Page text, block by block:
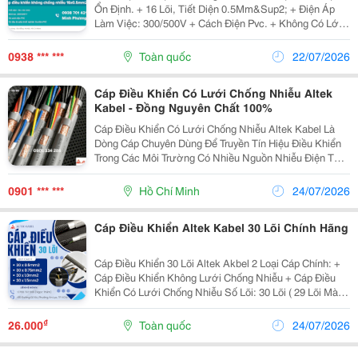
Ổn Định. + 16 Lõi, Tiết Diện 0.5Mm&Sup2; + Điện Áp
Làm Việc: 300/500V + Cách Điện Pvc. + Không Có Lớp
Shield Chống Nhiễu. + Vỏ Ngoài Pvc Màu Xám, Chống
Mài Mòn Và Chịu Lực Tốt. Ưu Điểm ✔...
0938 *** *** Toàn quốc 22/07/2026
Cáp Điều Khiển Có Lưới Chống Nhiễu Altek
Kabel - Đồng Nguyên Chất 100%
Cáp Điều Khiển Có Lưới Chống Nhiễu Altek Kabel Là
Dòng Cáp Chuyên Dùng Để Truyền Tín Hiệu Điều Khiển
Trong Các Môi Trường Có Nhiều Nguồn Nhiễu Điện Từ
Như Nhà Máy, Trạm Điện, Tủ Điều Khiển Và Dây Chuyền
Sản Xuất. Sản Phẩm Được Sản Xuất Với Ruột Dẫn...
0901 *** *** Hồ Chí Minh 24/07/2026
Cáp Điều Khiển Altek Kabel 30 Lõi Chính Hãng
Cáp Điều Khiển 30 Lõi Altek Akbel 2 Loại Cáp Chính: +
Cáp Điều Khiển Không Lưới Chống Nhiễu + Cáp Điều
Khiển Có Lưới Chống Nhiễu Số Lõi: 30 Lõi ( 29 Lõi Màu
Đánh Số + 1 Sợi Vàng Sọc Xanh ) Tiết Diện: 0.5Mm2 /
26.000₫ Toàn quốc 24/07/2026